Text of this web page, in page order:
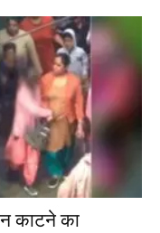
काटने का